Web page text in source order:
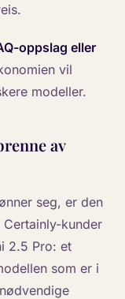
oppslag eller
vil
modeller.
av
seg, er den
kunder
2.5 Pro: et
som er i